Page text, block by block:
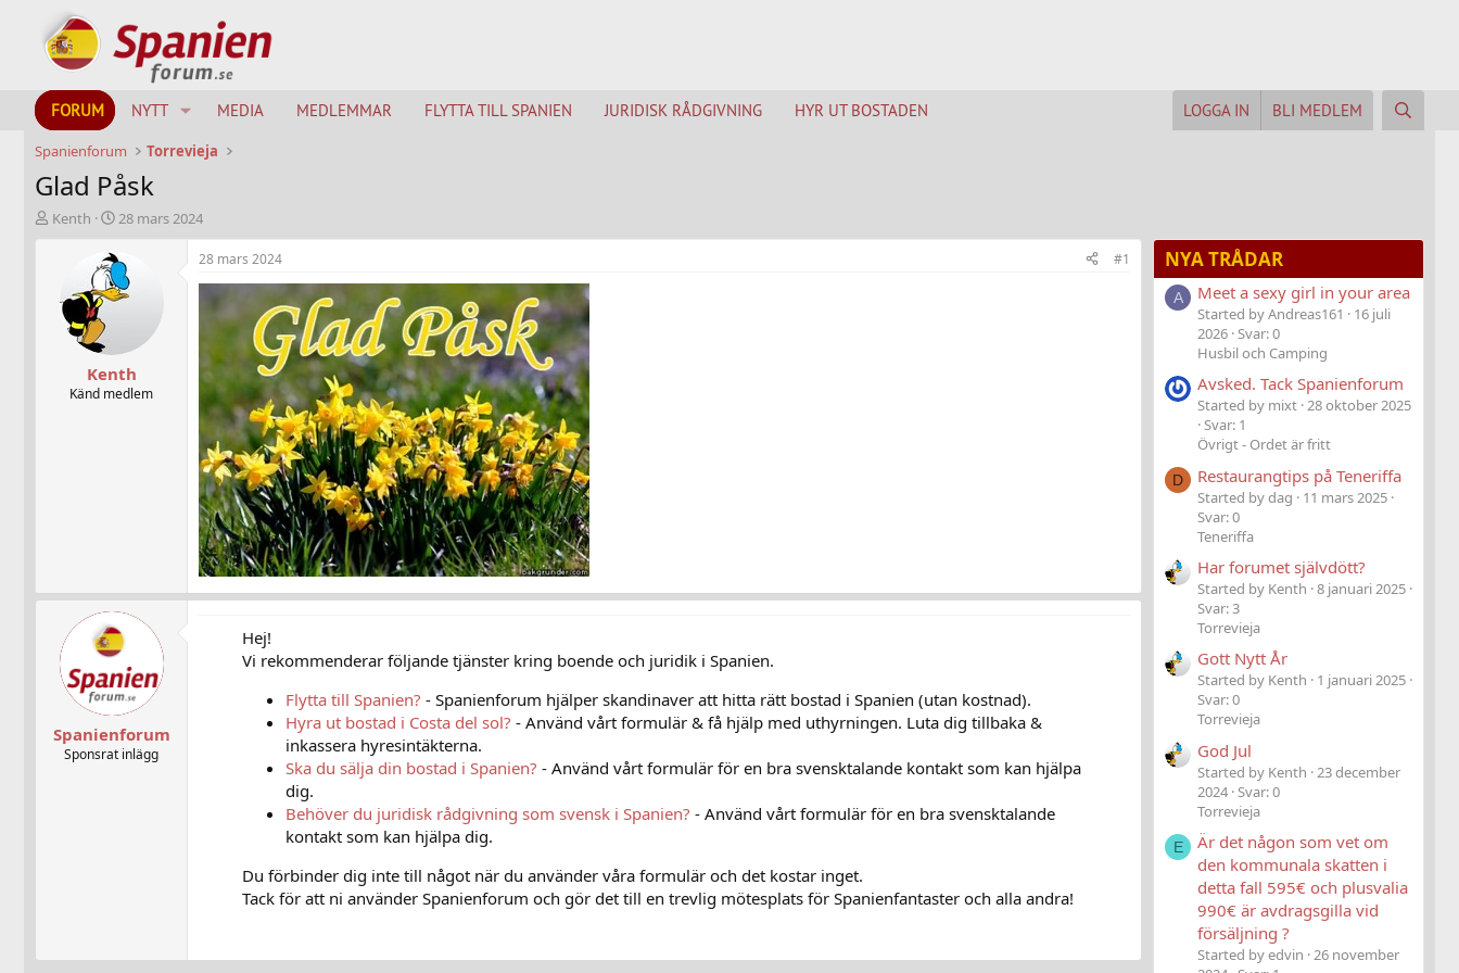
FORUM NYTT MEDIA MEDLEMMAR FLYTTA TILL SPANIEN JURIDISK RÅDGIVNING HYR UT BOSTADEN LOGGA IN BLI MEDLEM
Spanienforum Torrevieja
Glad Påsk
T
h
Kenth
S
t
a
r
t
t
u
m
28 mars 2024
Kenth
Känd medlem
28 mars 2024 #1
Spanienforum
Sponsrat inlägg
Hej!
Vi rekommenderar följande tjänster kring boende och juridik i Spanien.
Flytta till Spanien? - Spanienforum hjälper skandinaver att hitta rätt bostad i Spanien (utan kostnad).
Hyra ut bostad i Costa del sol? - Använd vårt formulär & få hjälp med uthyrningen. Luta dig tillbaka &
inkassera hyresintäkterna.
Ska du sälja din bostad i Spanien? - Använd vårt formulär för en bra svensktalande kontakt som kan hjälpa
dig.
Behöver du juridisk rådgivning som svensk i Spanien? - Använd vårt formulär för en bra svensktalande
kontakt som kan hjälpa dig.
Du förbinder dig inte till något när du använder våra formulär och det kostar inget.
Tack för att ni använder Spanienforum och gör det till en trevlig mötesplats för Spanienfantaster och alla andra!
NYA TRÅDAR
A Meet a sexy girl in your area
Started by Andreas161
16 juli
2026 Svar: 0
Husbil och Camping
Avsked. Tack Spanienforum
Started by mixt 28 oktober 2025
Svar: 1
Övrigt - Ordet är fritt
D Restaurangtips på Teneriffa
Started by dag
11 mars 2025
Svar: 0
Teneriffa
Har forumet självdött?
Started by Kenth 8 januari 2025
Svar: 3
Torrevieja
Gott Nytt År
Started by Kenth
1 januari 2025
Svar: 0
Torrevieja
God Jul
Started by Kenth 23 december
2024 Svar: 0
Torrevieja
E
Är det någon som vet om
den kommunala skatten i
detta fall 595€ och plusvalia
990€ är avdragsgilla vid
försäljning ?
Started by edvin 26 november